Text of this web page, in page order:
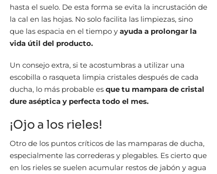
hasta el suelo. De esta forma se evita la incrustación de
la cal en las hojas. No solo facilita las limpiezas, sino
que las espacia en el tiempo y ayuda a prolongar la
vida útil del producto.
Un consejo extra, si te acostumbras a utilizar una
escobilla o rasqueta limpia cristales después de cada
ducha, lo más probable es que tu mampara de cristal
dure aséptica y perfecta todo el mes.
¡Ojo a los rieles!
Otro de los puntos críticos de las mamparas de ducha,
especialmente las correderas y plegables. Es cierto que
en los rieles se suelen acumular restos de jabón y agua